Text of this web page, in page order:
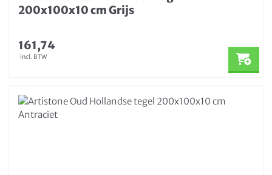
200x100x10 cm Grijs
161,74
incl. BTW